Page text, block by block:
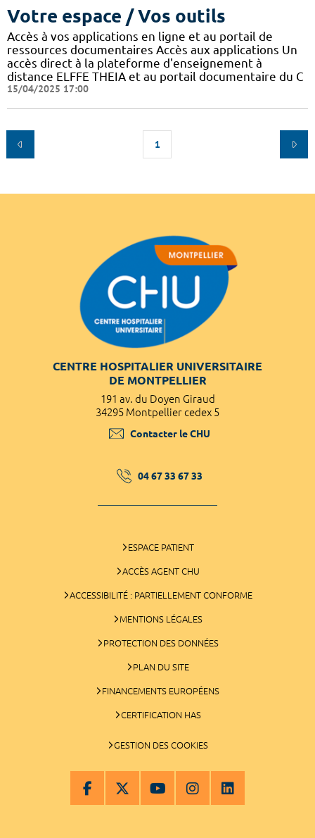
Votre espace / Vos outils
Accès à vos applications en ligne et au portail de
ressources documentaires Accès aux applications Un
accès direct à la plateforme d'enseignement à
distance ELFFE THEIA et au portail documentaire du C
15/04/2025 17:00
1
CENTRE HOSPITALIER UNIVERSITAIRE
DE MONTPELLIER
191 av. du Doyen Giraud
34295 Montpellier cedex 5
Contacter le CHU
04 67 33 67 33
ESPACE PATIENT
ACCÈS AGENT CHU
ACCESSIBILITÉ : PARTIELLEMENT CONFORME
MENTIONS LÉGALES
PROTECTION DES DONNÉES
PLAN DU SITE
FINANCEMENTS EUROPÉENS
CERTIFICATION HAS
GESTION DES COOKIES